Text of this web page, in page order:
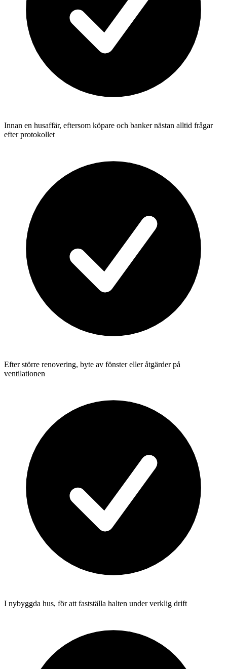
Innan en husaffär, eftersom köpare och banker nästan alltid frågar
efter protokollet
Efter större renovering, byte av fönster eller åtgärder på
ventilationen
I nybyggda hus, för att fastställa halten under verklig drift